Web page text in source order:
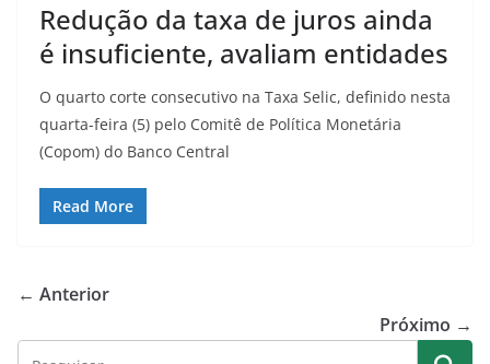
Redução da taxa de juros ainda
é insuficiente, avaliam entidades
O quarto corte consecutivo na Taxa Selic, definido nesta
quarta-feira (5) pelo Comitê de Política Monetária
(Copom) do Banco Central
Read More
← Anterior
Próximo →